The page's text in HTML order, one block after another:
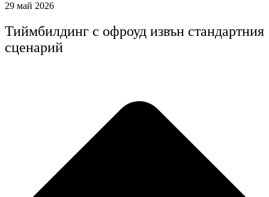
29 май 2026
Тиймбилдинг с офроуд извън стандартния
сценарий